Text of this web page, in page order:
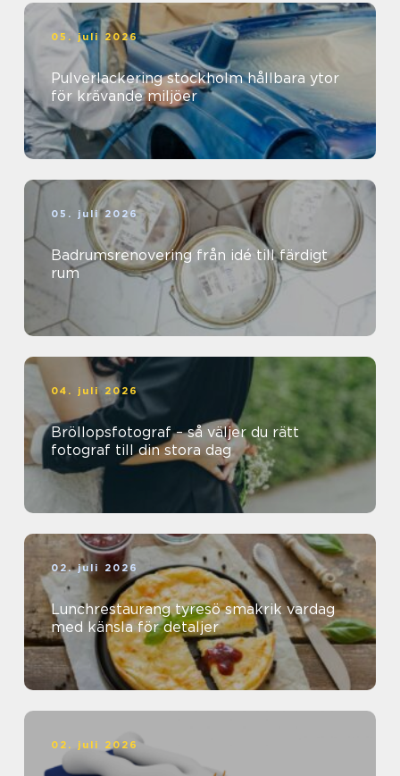
05. juli 2026
Pulverlackering stockholm hållbara ytor
för krävande miljöer
05. juli 2026
Badrumsrenovering från idé till färdigt
rum
04. juli 2026
Bröllopsfotograf – så väljer du rätt
fotograf till din stora dag
02. juli 2026
Lunchrestaurang tyresö smakrik vardag
med känsla för detaljer
02. juli 2026